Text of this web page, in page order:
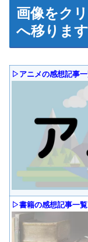
画像をク
へ移ります
▷アニメの感想記事
▷書籍の感想記事一覧